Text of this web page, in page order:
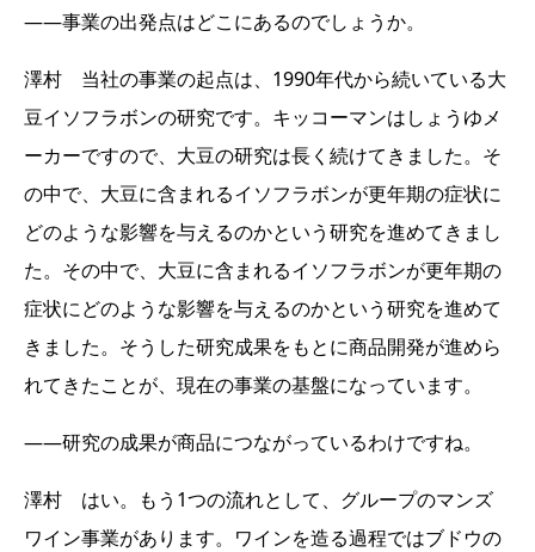
――事業の出発点はどこにあるのでしょうか。
澤村 当社の事業の起点は、1990年代から続いている大
豆イソフラボンの研究です。キッコーマンはしょうゆメ
ーカーですので、大豆の研究は長く続けてきました。そ
の中で、大豆に含まれるイソフラボンが更年期の症状に
どのような影響を与えるのかという研究を進めてきまし
た。その中で、大豆に含まれるイソフラボンが更年期の
症状にどのような影響を与えるのかという研究を進めて
きました。そうした研究成果をもとに商品開発が進めら
れてきたことが、現在の事業の基盤になっています。
――研究の成果が商品につながっているわけですね。
澤村 はい。もう1つの流れとして、グループのマンズ
ワイン事業があります。ワインを造る過程ではブドウの